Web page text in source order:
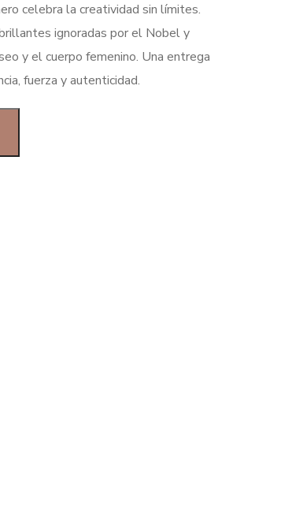
celebra la creatividad sin límites.
ignoradas por el Nobel y
y el cuerpo femenino. Una entrega
fuerza y autenticidad.